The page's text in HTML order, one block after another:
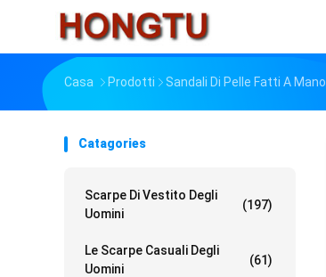
Casa Prodotti Sandali Di Pelle Fatti A Mano
Catagories
Scarpe Di Vestito Degli
Uomini
(197)
Le Scarpe Casuali Degli
Uomini
(61)